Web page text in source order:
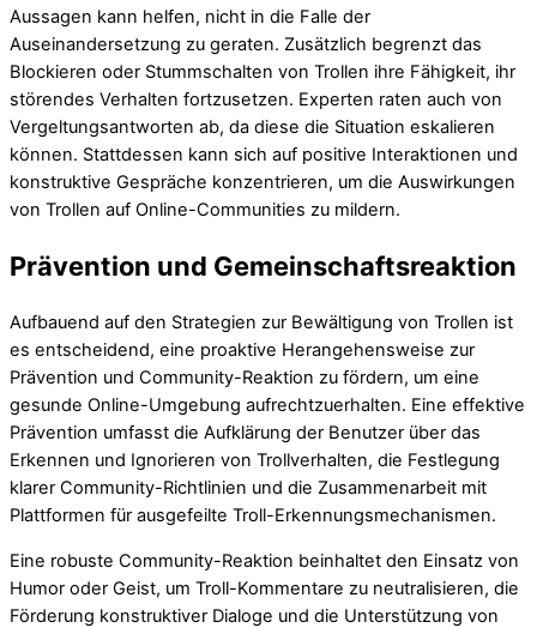
Aussagen kann helfen, nicht in die Falle der
Auseinandersetzung zu geraten. Zusätzlich begrenzt das
Blockieren oder Stummschalten von Trollen ihre Fähigkeit, ihr
störendes Verhalten fortzusetzen. Experten raten auch von
Vergeltungsantworten ab, da diese die Situation eskalieren
können. Stattdessen kann sich auf positive Interaktionen und
konstruktive Gespräche konzentrieren, um die Auswirkungen
von Trollen auf Online-Communities zu mildern.
Prävention und Gemeinschaftsreaktion
Aufbauend auf den Strategien zur Bewältigung von Trollen ist
es entscheidend, eine proaktive Herangehensweise zur
Prävention und Community-Reaktion zu fördern, um eine
gesunde Online-Umgebung aufrechtzuerhalten. Eine effektive
Prävention umfasst die Aufklärung der Benutzer über das
Erkennen und Ignorieren von Trollverhalten, die Festlegung
klarer Community-Richtlinien und die Zusammenarbeit mit
Plattformen für ausgefeilte Troll-Erkennungsmechanismen.
Eine robuste Community-Reaktion beinhaltet den Einsatz von
Humor oder Geist, um Troll-Kommentare zu neutralisieren, die
Förderung konstruktiver Dialoge und die Unterstützung von